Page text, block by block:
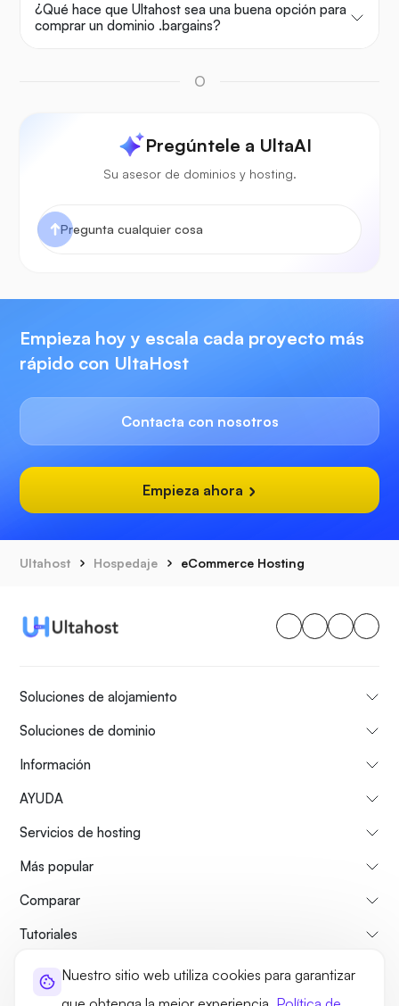
Nuestro sitio web utiliza cookies para garantizar
¿Qué hace que Ultahost sea una buena opción para
comprar un dominio .bargains?
O
Pregúntele a UltaAI
Su asesor de dominios y hosting.
Empieza hoy y escala cada proyecto más
rápido con UltaHost
Contacta con nosotros
Empieza ahora
Ultahost Hospedaje eCommerce Hosting
Soluciones de alojamiento
Soluciones de dominio
Información
AYUDA
Servicios de hosting
Más popular
Comparar
Tutoriales
Sobre nosotros